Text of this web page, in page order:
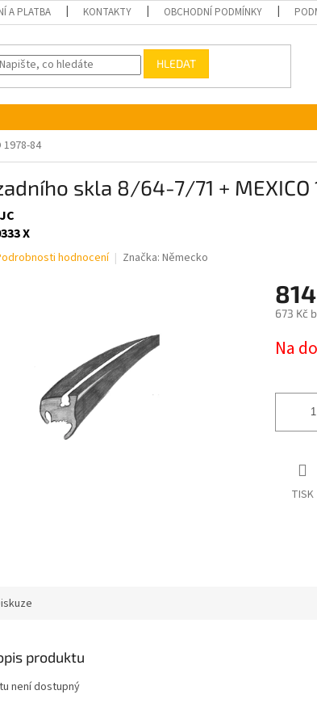
A PLATBA KONTAKTY OBCHODNÍ PODMÍNKY
HLEDAT
1978-84
skla 8/64-7/71 + MEXICO
X
hodnocení Značka: Německo
673 Kč
cena:
Na
TISK
produktu
není dostupný